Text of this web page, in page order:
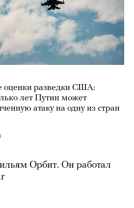
оценки разведки США:
лет Путин может
атаку на одну из стран
Орбит. Он работал